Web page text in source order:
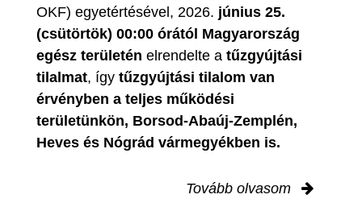
OKF) egyetértésével, 2026. június 25.
(csütörtök) 00:00 órától Magyarország
egész területén elrendelte a tűzgyújtási
tilalmat, így tűzgyújtási tilalom van
érvényben a teljes működési
területünkön, Borsod-Abaúj-Zemplén,
Heves és Nógrád vármegyékben is.
Tovább olvasom